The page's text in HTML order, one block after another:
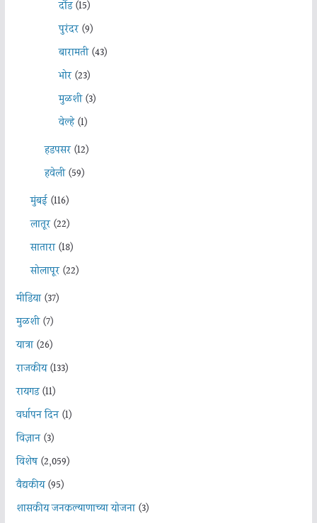
दौंड(15)
पुरंदर(9)
बारामती(43)
भोर(23)
मुळशी(3)
वेल्हे(1)
हडपसर(12)
हवेली(59)
मुंबई(116)
लातूर(22)
सातारा(18)
सोलापूर(22)
मीडिया(37)
मुळशी(7)
यात्रा(26)
राजकीय(133)
रायगड(11)
वर्धापन दिन(1)
विज्ञान(3)
विशेष(2,059)
वैद्यकीय(95)
शासकीय जनकल्याणाच्या योजना(3)